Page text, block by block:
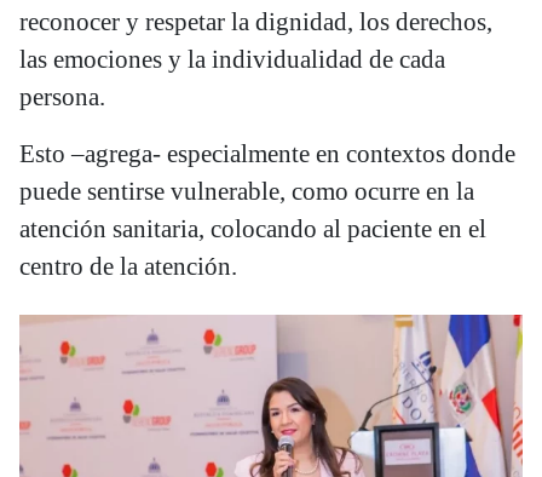
reconocer y respetar la dignidad, los derechos,
las emociones y la individualidad de cada
persona.
Esto –agrega- especialmente en contextos donde
puede sentirse vulnerable, como ocurre en la
atención sanitaria, colocando al paciente en el
centro de la atención.